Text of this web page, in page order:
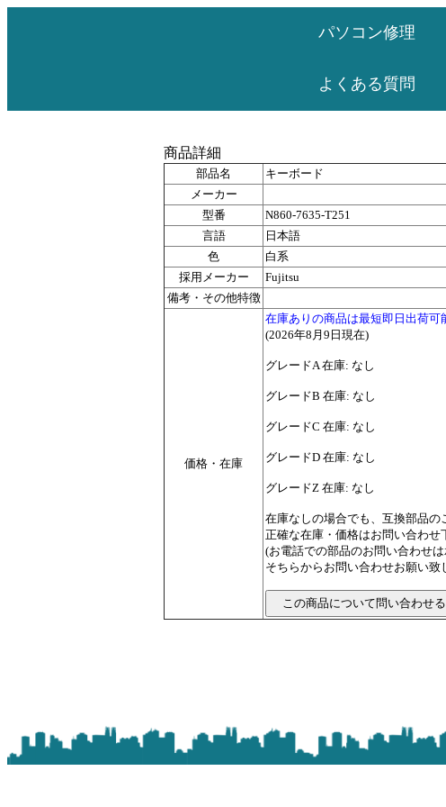
パソコン修理
よくある質問
商品詳細
部品名
キーボード
メーカー
型番
N860-7635-T251
言語
日本語
色
白系
採用メーカー
Fujitsu
備考・その他特徴
価格・在庫
在庫ありの商品は最短即日出荷可
(2026年8月9日現在)
グレードA 在庫: なし
グレードB 在庫: なし
グレードC 在庫: なし
グレードD 在庫: なし
グレードZ 在庫: なし
在庫なしの場合でも、互換部品の
正確な在庫・価格はお問い合わせ
(お電話での部品のお問い合わせ
そちらからお問い合わせお願い致